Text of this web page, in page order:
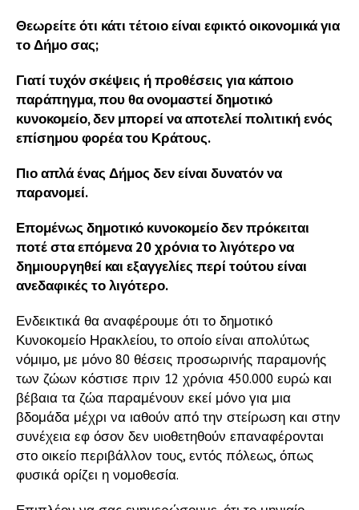
Θεωρείτε ότι κάτι τέτοιο είναι εφικτό οικονομικά για
το Δήμο σας;
Γιατί τυχόν σκέψεις ή προθέσεις για κάποιο
παράπηγμα, που θα ονομαστεί δημοτικό
κυνοκομείο, δεν μπορεί να αποτελεί πολιτική ενός
επίσημου φορέα του Κράτους.
Πιο απλά ένας Δήμος δεν είναι δυνατόν να
παρανομεί.
Επομένως δημοτικό κυνοκομείο δεν πρόκειται
ποτέ στα επόμενα 20 χρόνια το λιγότερο να
δημιουργηθεί και εξαγγελίες περί τούτου είναι
ανεδαφικές το λιγότερο.
Ενδεικτικά θα αναφέρουμε ότι το δημοτικό
Κυνοκομείο Ηρακλείου, το οποίο είναι απολύτως
νόμιμο, με μόνο 80 θέσεις προσωρινής παραμονής
των ζώων κόστισε πριν 12 χρόνια 450.000 ευρώ και
βέβαια τα ζώα παραμένουν εκεί μόνο για μια
βδομάδα μέχρι να ιαθούν από την στείρωση και στην
συνέχεια εφ όσον δεν υιοθετηθούν επαναφέρονται
στο οικείο περιβάλλον τους, εντός πόλεως, όπως
φυσικά ορίζει η νομοθεσία.